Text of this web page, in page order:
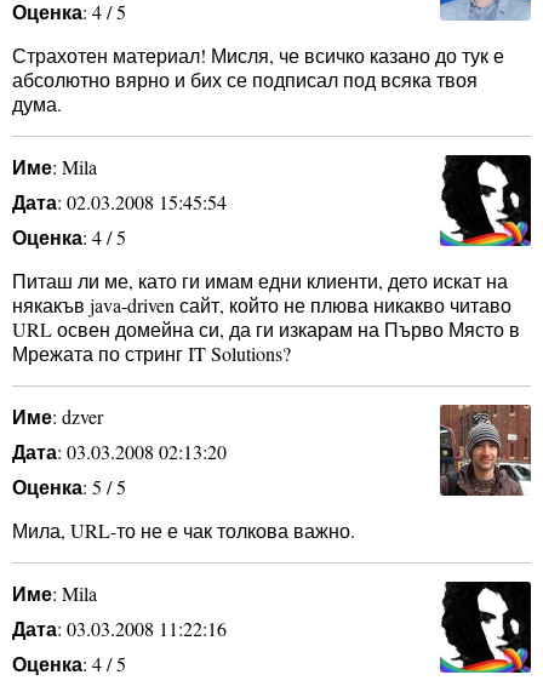
Оценка: 4 / 5
Страхотен материал! Мисля, че всичко казано до тук е
абсолютно вярно и бих се подписал под всяка твоя
дума.
Име: Mila
Дата: 02.03.2008 15:45:54
Оценка: 4 / 5
Питаш ли ме, като ги имам едни клиенти, дето искат на
някакъв java-driven сайт, който не плюва никакво читаво
URL освен домейна си, да ги изкарам на Първо Място в
Мрежата по стринг IT Solutions?
Име: dzver
Дата: 03.03.2008 02:13:20
Оценка: 5 / 5
Мила, URL-то не е чак толкова важно.
Име: Mila
Дата: 03.03.2008 11:22:16
Оценка: 4 / 5